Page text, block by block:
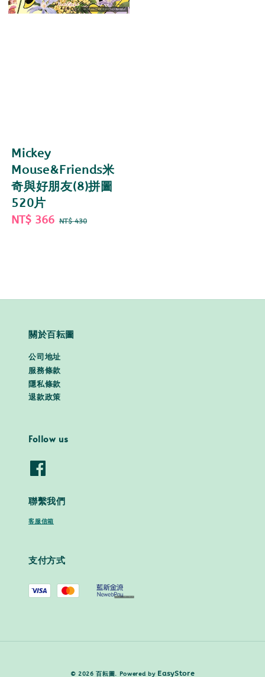
Mickey
Mouse&Friends米
奇與好朋友(8)拼圖
520片
Sale
NT$ 366 Regular
NT$ 430
關於百耘圖
公司地址
服務條款
隱私條款
退款政策
Follow us
聯繫我們
客服信箱
支付方式
© 2026 百耘圖. Powered by EasyStore